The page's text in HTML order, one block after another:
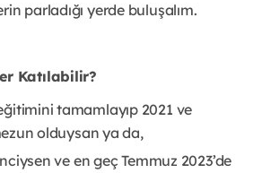
parladığı yerde buluşalım.
Katılabilir?
tamamlayıp 2021 ve
olduysan ya da,
ve en geç Temmuz 2023’de